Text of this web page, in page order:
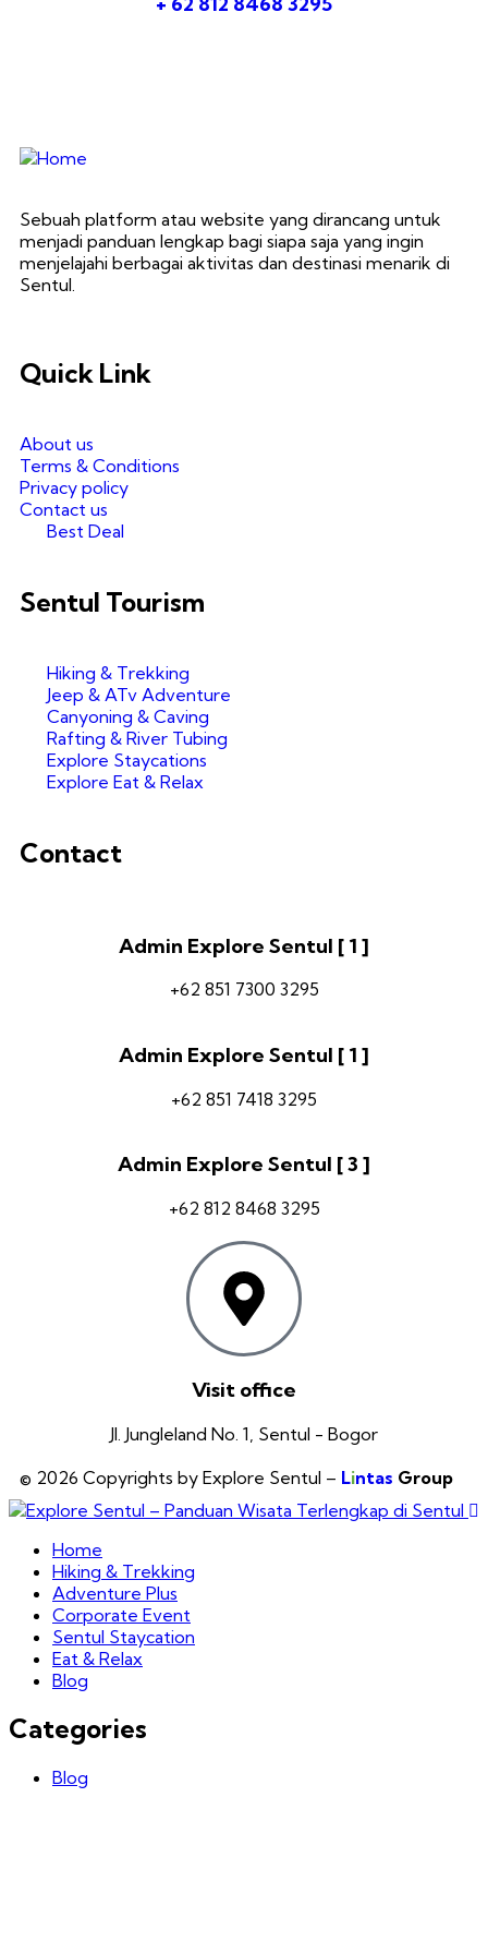
Sebuah platform atau website yang dirancang untuk
menjadi panduan lengkap bagi siapa saja yang ingin
menjelajahi berbagai aktivitas dan destinasi menarik di
Sentul.
Quick Link
About us
Terms & Conditions
Privacy policy
Contact us
Best Deal
Sentul Tourism
Hiking & Trekking
Jeep & ATv Adventure
Canyoning & Caving
Rafting & River Tubing
Explore Staycations
Explore Eat & Relax
Contact
Admin Explore Sentul [ 1 ]
+62 851 7300 3295
Admin Explore Sentul [ 1 ]
+62 851 7418 3295
Admin Explore Sentul [ 3 ]
+62 812 8468 3295
Visit office
Jl. Jungleland No. 1, Sentul - Bogor
© 2026 Copyrights by Explore Sentul – Lintas Group
Home
Hiking & Trekking
Adventure Plus
Corporate Event
Sentul Staycation
Eat & Relax
Blog
Categories
Blog